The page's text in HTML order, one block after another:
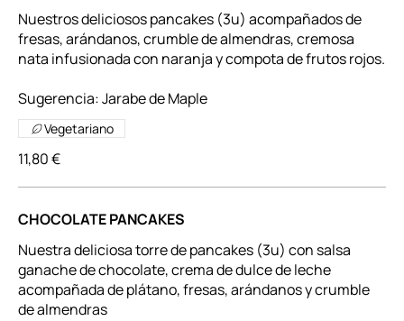
Nuestros deliciosos pancakes (3u) acompañados de
fresas, arándanos, crumble de almendras, cremosa
nata infusionada con naranja y compota de frutos rojos.
Sugerencia: Jarabe de Maple
11,80 €
Vegetariano
CHOCOLATE PANCAKES
Nuestra deliciosa torre de pancakes (3u) con salsa
ganache de chocolate, crema de dulce de leche
acompañada de plátano, fresas, arándanos y crumble
de almendras